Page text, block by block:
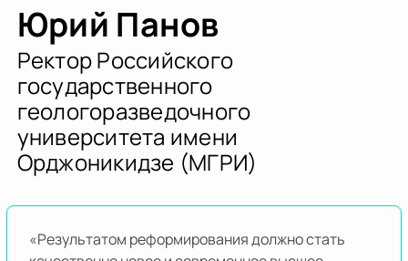
Юрий Панов
Ректор Российского
государственного
геологоразведочного
университета имени
Орджоникидзе (МГРИ)
«Результатом реформирования должно стать